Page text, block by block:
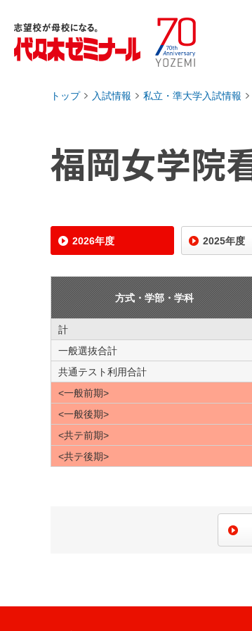
トップ 入試情報 私立・準大学入試情報
福岡女学院
2026年度 2025年度
方式・学部・学科
計
一般選抜合計
共通テスト利用合計
<一般前期>
<一般後期>
<共テ前期>
<共テ後期>